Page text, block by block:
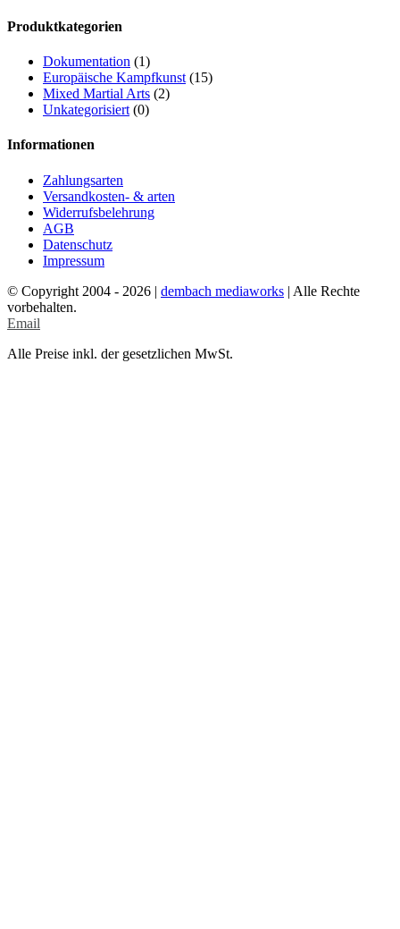
Produktkategorien
Dokumentation (1)
Europäische Kampfkunst (15)
Mixed Martial Arts (2)
Unkategorisiert (0)
Informationen
Zahlungsarten
Versandkosten- & arten
Widerrufsbelehrung
AGB
Datenschutz
Impressum
© Copyright 2004 - 2026 | dembach mediaworks | Alle Rechte
vorbehalten.
Email
Alle Preise inkl. der gesetzlichen MwSt.